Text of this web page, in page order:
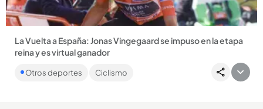
La Vuelta a España: Jonas Vingegaard se impuso en la etapa
reina y es virtual ganador
Egan Bernal y Santiago Buitrago fueron protagonistas en la
fracción en busca de una nueva victoria nacional. ...
Otros deportes Ciclismo